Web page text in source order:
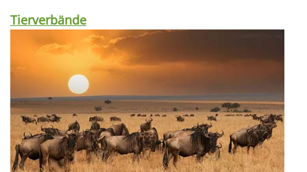
Tierverbände